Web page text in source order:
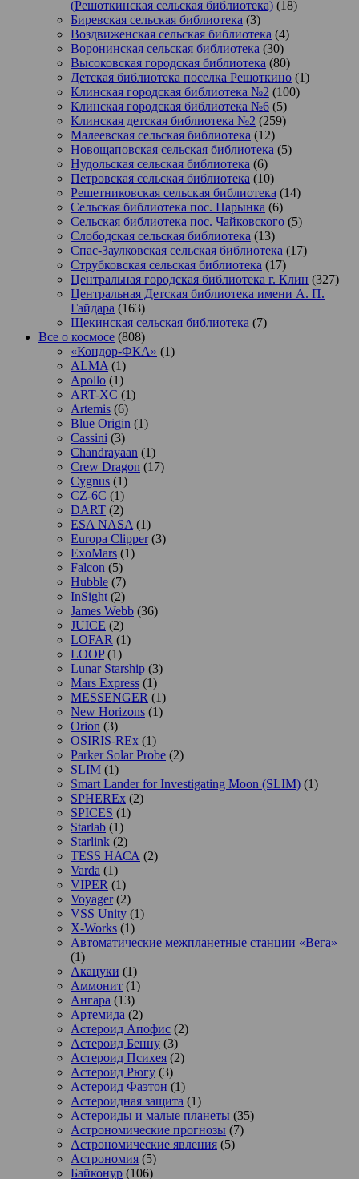
(Решоткинская сельская библиотека) (18)
Биревская сельская библиотека (3)
Воздвиженская сельская библиотека (4)
Воронинская сельская библиотека (30)
Высоковская городская библиотека (80)
Детская библиотека поселка Решоткино (1)
Клинская городская библиотека №2 (100)
Клинская городская библиотека №6 (5)
Клинская детская библиотека №2 (259)
Малеевская сельская библиотека (12)
Новощаповская сельская библиотека (5)
Нудольская сельская библиотека (6)
Петровская сельская библиотека (10)
Решетниковская сельская библиотека (14)
Сельская библиотека пос. Нарынка (6)
Сельская библиотека пос. Чайковского (5)
Слободская сельская библиотека (13)
Спас-Заулковская сельская библиотека (17)
Струбковская сельская библиотека (17)
Центральная городская библиотека г. Клин (327)
Центральная Детская библиотека имени А. П.
Гайдара (163)
Щекинская сельская библиотека (7)
Все о космосе (808)
«Кондор-ФКА» (1)
ALMA (1)
Apollo (1)
ART-XC (1)
Artemis (6)
Blue Origin (1)
Cassini (3)
Chandrayaan (1)
Crew Dragon (17)
Cygnus (1)
CZ-6C (1)
DART (2)
ESA NASA (1)
Europa Clipper(3)
ExoMars (1)
Falcon (5)
Hubble (7)
InSight (2)
James Webb (36)
JUICE (2)
LOFAR (1)
LOOP(1)
Lunar Starship (3)
Mars Express (1)
MESSENGER (1)
New Horizons (1)
Orion (3)
OSIRIS-REx (1)
Parker Solar Probe (2)
SLIM (1)
Smart Lander for Investigating Moon (SLIM) (1)
SPHEREx (2)
SPICES (1)
Starlab (1)
Starlink (2)
TESS НАСА (2)
Varda (1)
VIPER (1)
Voyager(2)
VSS Unity (1)
X-Works (1)
Автоматические межпланетные станции «Вега»
(1)
Акацуки (1)
Аммонит (1)
Ангара (13)
Артемида (2)
Астероид Апофис (2)
Астероид Бенну (3)
Астероид Психея (2)
Астероид Рюгу (3)
Астероид Фаэтон (1)
Астероидная защита (1)
Астероиды и малые планеты (35)
Астрономические прогнозы (7)
Астрономические явления (5)
Астрономия (5)
Байконур (106)